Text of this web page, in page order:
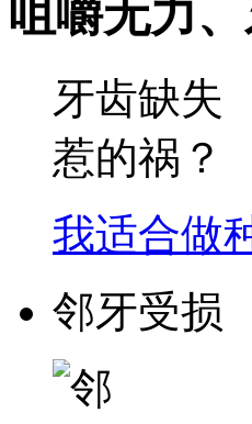
咀嚼无力
牙齿缺失
惹的祸？
我适合做
邻牙受损